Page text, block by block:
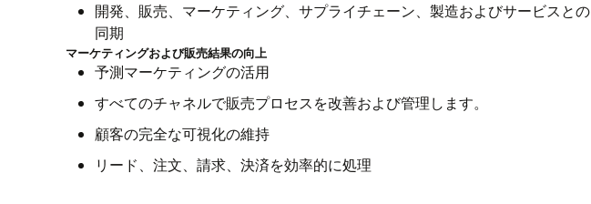
開発、販売、マーケティング、サプライチェーン、製造およびサービスとの
同期
マーケティングおよび販売結果の向上
予測マーケティングの活用
すべてのチャネルで販売プロセスを改善および管理します。
顧客の完全な可視化の維持
リード、注文、請求、決済を効率的に処理